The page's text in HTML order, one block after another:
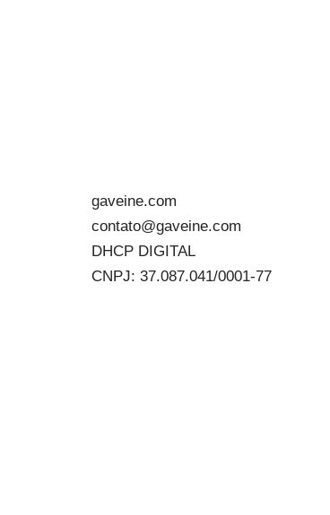
gaveine.com
contato@gaveine.com
DHCP DIGITAL
CNPJ: 37.087.041/0001-77